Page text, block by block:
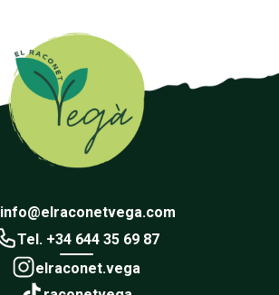
info@elraconetvega.com
Tel. +34 644 35 69 87
elraconet.vega